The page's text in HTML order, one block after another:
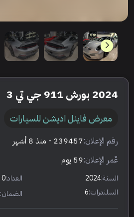
2024 بورش 911 جي تي 3
معرض فاينل اديشن للسيارات
رقم الإعلان:239457 - منذ 8 أشهر
عٌمر الإعلان:59 يوم
السنة:2024 العداد:0
السلندرات:6 الضمان: